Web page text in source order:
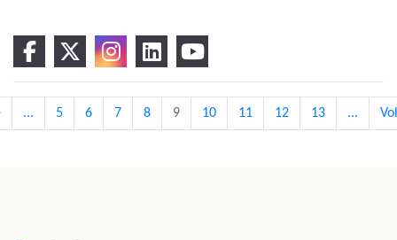
... 5 6 7 8 9 10 11 12 13 ...